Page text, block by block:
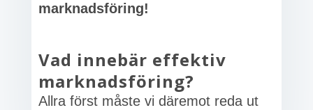
marknadsföring!
Vad innebär effektiv
marknadsföring?
Allra först måste vi däremot reda ut